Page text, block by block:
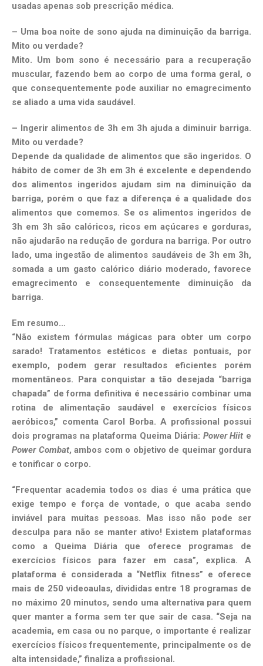
usadas apenas sob prescrição médica.
– Uma boa noite de sono ajuda na diminuição da barriga.
Mito ou verdade?
Mito. Um bom sono é necessário para a recuperação
muscular, fazendo bem ao corpo de uma forma geral, o
que consequentemente pode auxiliar no emagrecimento
se aliado a uma vida saudável.
– Ingerir alimentos de 3h em 3h ajuda a diminuir barriga.
Mito ou verdade?
Depende da qualidade de alimentos que são ingeridos. O
hábito de comer de 3h em 3h é excelente e dependendo
dos alimentos ingeridos ajudam sim na diminuição da
barriga, porém o que faz a diferença é a qualidade dos
alimentos que comemos. Se os alimentos ingeridos de
3h em 3h são calóricos, ricos em açúcares e gorduras,
não ajudarão na redução de gordura na barriga. Por outro
lado, uma ingestão de alimentos saudáveis de 3h em 3h,
somada a um gasto calórico diário moderado, favorece
emagrecimento e consequentemente diminuição da
barriga.
Em resumo…
“Não existem fórmulas mágicas para obter um corpo
sarado! Tratamentos estéticos e dietas pontuais, por
exemplo, podem gerar resultados eficientes porém
momentâneos. Para conquistar a tão desejada “barriga
chapada” de forma definitiva é necessário combinar uma
rotina de alimentação saudável e exercícios físicos
aeróbicos,” comenta Carol Borba. A profissional possui
dois programas na plataforma Queima Diária: Power Hiit e
Power Combat, ambos com o objetivo de queimar gordura
e tonificar o corpo.
“Frequentar academia todos os dias é uma prática que
exige tempo e força de vontade, o que acaba sendo
inviável para muitas pessoas. Mas isso não pode ser
desculpa para não se manter ativo! Existem plataformas
como a Queima Diária que oferece programas de
exercícios físicos para fazer em casa”, explica. A
plataforma é considerada a “Netflix fitness” e oferece
mais de 250 videoaulas, divididas entre 18 programas de
no máximo 20 minutos, sendo uma alternativa para quem
quer manter a forma sem ter que sair de casa. “Seja na
academia, em casa ou no parque, o importante é realizar
exercícios físicos frequentemente, principalmente os de
alta intensidade,” finaliza a profissional.